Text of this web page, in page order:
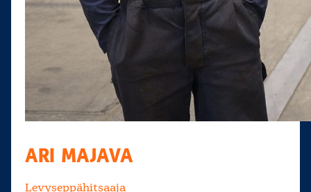
ARI MAJAVA
Levyseppähitsaaja